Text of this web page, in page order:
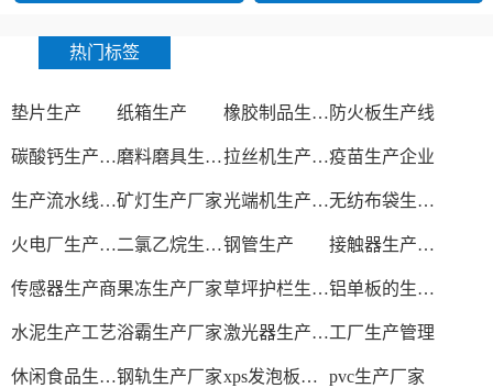
热门标签
垫片生产 纸箱生产 橡胶制品生产厂 防火板生产线
碳酸钙生产设备 磨料磨具生产厂家 拉丝机生产厂家疫苗生产企业
生产流水线设备矿灯生产厂家 光端机生产厂家 无纺布袋生产厂家
火电厂生产过程 二氯乙烷生产厂家钢管生产 接触器生产厂家
传感器生产商果冻生产厂家 草坪护栏生产厂家 铝单板的生产厂家
水泥生产工艺浴霸生产厂家 激光器生产厂家工厂生产管理
休闲食品生产线钢轨生产厂家 xps发泡板材生产线 pvc生产厂家